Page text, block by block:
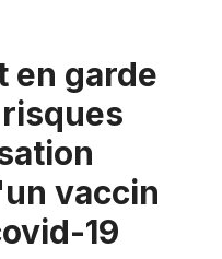
en garde
vaccin
19